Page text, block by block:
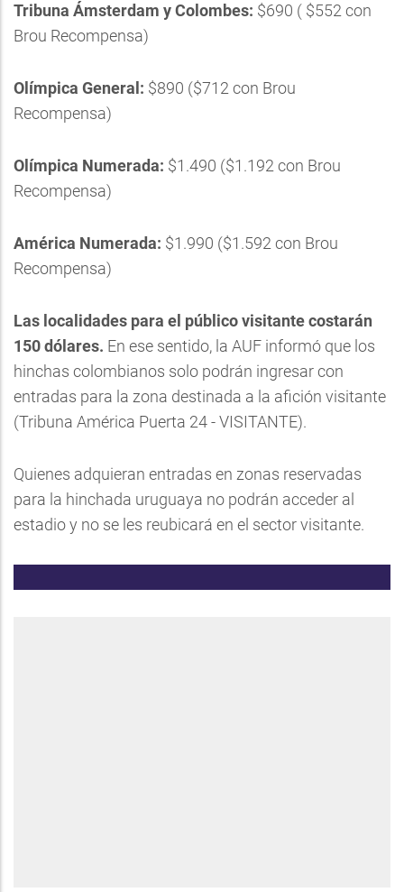
Tribuna Ámsterdam y Colombes: $690 ( $552 con
Brou Recompensa)
Olímpica General: $890 ($712 con Brou
Recompensa)
Olímpica Numerada: $1.490 ($1.192 con Brou
Recompensa)
América Numerada: $1.990 ($1.592 con Brou
Recompensa)
Las localidades para el público visitante costarán
150 dólares. En ese sentido, la AUF informó que los
hinchas colombianos solo podrán ingresar con
entradas para la zona destinada a la afición visitante
(Tribuna América Puerta 24 - VISITANTE).
Quienes adquieran entradas en zonas reservadas
para la hinchada uruguaya no podrán acceder al
estadio y no se les reubicará en el sector visitante.